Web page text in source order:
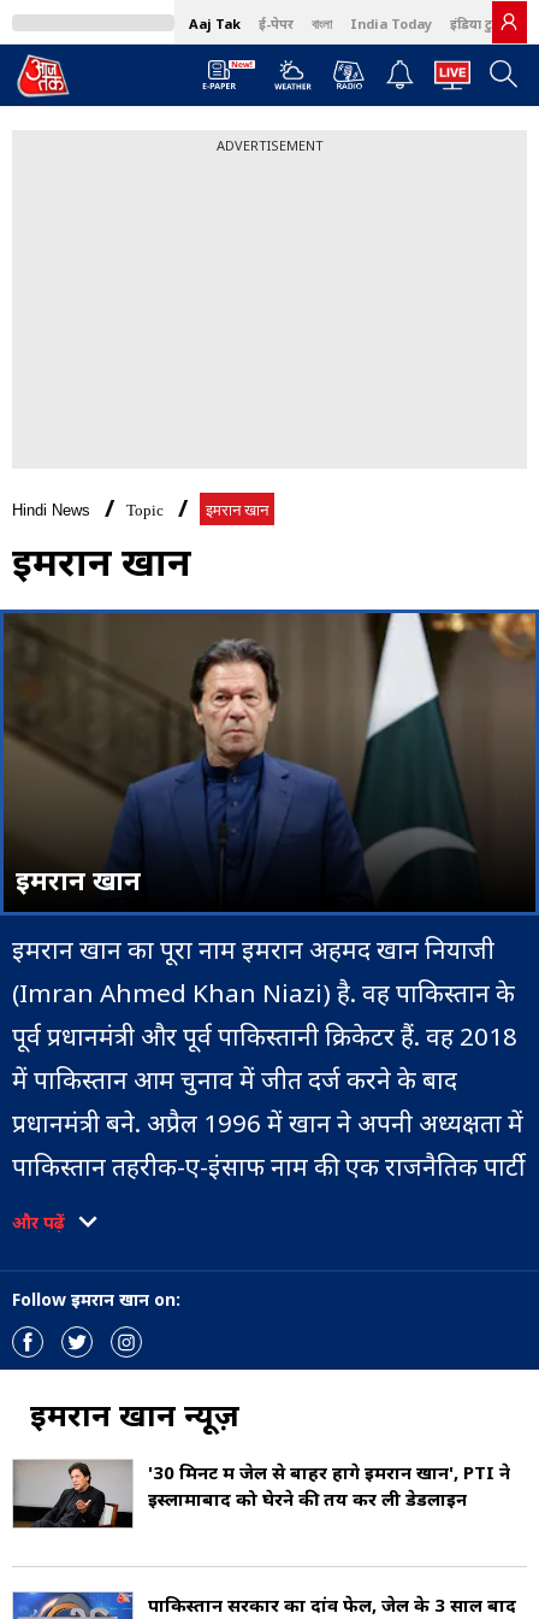
Aaj Tak ई-पेपर বাংলা India Today इंडिया टुडे हिंदी
ADVERTISEMENT
Hindi News Topic इमरान खान
इमरान खान
इमरान खान
इमरान खान का पूरा नाम इमरान अहमद खान नियाजी
(Imran Ahmed Khan Niazi) है. वह पाकिस्तान के
पूर्व प्रधानमंत्री और पूर्व पाकिस्तानी क्रिकेटर हैं. वह 2018
में पाकिस्तान आम चुनाव में जीत दर्ज करने के बाद
प्रधानमंत्री बने. अप्रैल 1996 में खान ने अपनी अध्यक्षता में
पाकिस्तान तहरीक-ए-इंसाफ नाम की एक राजनैतिक पार्टी
की स्थापना की (Chairman of Pakistan
को पाकिस्तान में आजादी मार्च निकाला, जिसे उन्होंने
जेहाद बताया. इस रैली में फायरिंग हुई, जिसमें इमरान
अलावा चार और लोग भी घायल हुए थे. पूर्व प्रधानमंत्री
इमरान खान को पास के अस्पताल में भर्ती कराया गया. इस
मामले में पुलिस ने एक शख्स को गिरफ्तार भी किया
हमले छह महीने बाद ही, 9 मई 2023 को इमरान खान को
और पढ़ें
Follow इमरान खान on:
इमरान खान न्यूज़
'30 मिनट में जेल से बाहर होंगे इमरान खान', PTI ने
इस्लामाबाद को घेरने की तय कर ली डेडलाइन
पाकिस्तान सरकार का दांव फेल, जेल के 3 साल बाद